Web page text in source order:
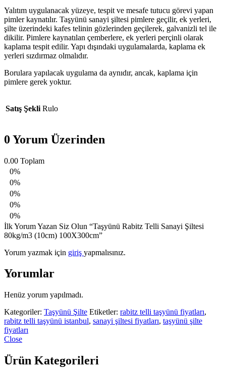
Yalıtım uygulanacak yüzeye, tespit ve mesafe tutucu görevi yapan
pimler kaynatılır. Taşyünü sanayi şiltesi pimlere geçilir, ek yerleri,
şilte üzerindeki kafes telinin gözlerinden geçilerek, galvanizli tel ile
dikilir. Pimlere kaynatılan çemberlere, ek yerleri perçinli olarak
kaplama tespit edilir. Yapı dışındaki uygulamalarda, kaplama ek
yerleri sızdırmaz olmalıdır.
Borulara yapılacak uygulama da aynıdır, ancak, kaplama için
pimlere gerek yoktur.
Satış Şekli Rulo
0 Yorum Üzerinden
0.00 Toplam
0%
0%
0%
0%
0%
İlk Yorum Yazan Siz Olun “Taşyünü Rabitz Telli Sanayi Şiltesi
80kg/m3 (10cm) 100X300cm”
Yorum yazmak için giriş yapmalısınız.
Yorumlar
Henüz yorum yapılmadı.
Kategoriler: Taşyünü Şilte Etiketler: rabitz telli taşyünü fiyatları,
rabitz telli taşyünü istanbul, sanayi şiltesi fiyatları, taşyünü şilte
fiyatları
Close
Ürün Kategorileri